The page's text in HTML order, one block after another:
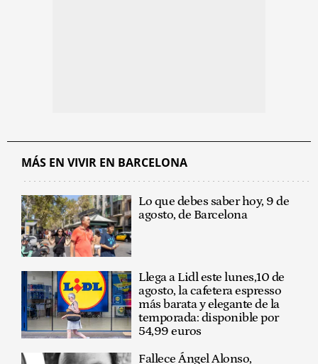
MÁS EN VIVIR EN BARCELONA
Lo que debes saber hoy, 9 de
agosto, de Barcelona
Llega a Lidl este lunes,10 de
agosto, la cafetera espresso
más barata y elegante de la
temporada: disponible por
54,99 euros
Fallece Ángel Alonso,